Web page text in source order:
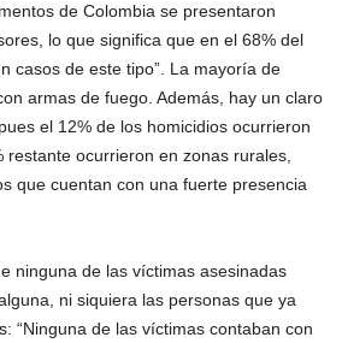
de Colombia se presentaron
lo que significa que en el 68% del
casos de este tipo”. La mayoría de
armas de fuego. Además, hay un claro
el 12% de los homicidios ocurrieron
restante ocurrieron en zonas rurales,
que cuentan con una fuerte presencia
ninguna de las víctimas asesinadas
ni siquiera las personas que ya
“Ninguna de las víctimas contaban con